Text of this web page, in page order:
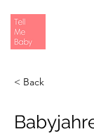
< Back